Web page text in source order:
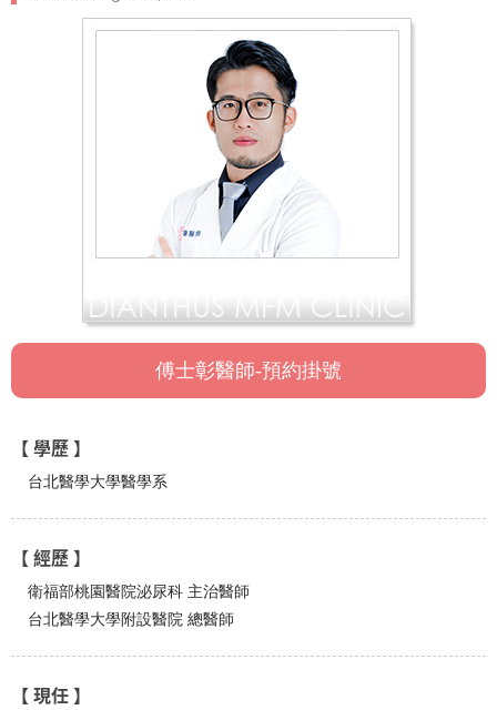
傅士彰醫師-預約掛號
【 學歷 】
台北醫學大學醫學系
【 經歷 】
衛福部桃園醫院泌尿科 主治醫師
台北醫學大學附設醫院 總醫師
【 現任 】